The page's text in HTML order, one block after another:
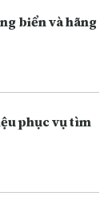
biển và hãng
phục vụ tìm